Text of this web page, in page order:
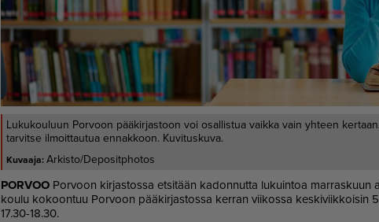
Lukukouluun Porvoon pääkirjastoon voi osallistua vaikka vain yhteen
tarvitse ilmoittautua ennakkoon. Kuvituskuva.
Arkisto/Depositphotos
POR­VOO Por­voon kir­jas­tos­sa et­si­tään ka­don­nut­ta lu­kuin­toa mar­ras­kuun
kou­lu ko­koon­tuu Por­voon pää­kir­jas­tos­sa ker­ran vii­kos­sa kes­ki­viik­koi­sin
17.30-18.30.